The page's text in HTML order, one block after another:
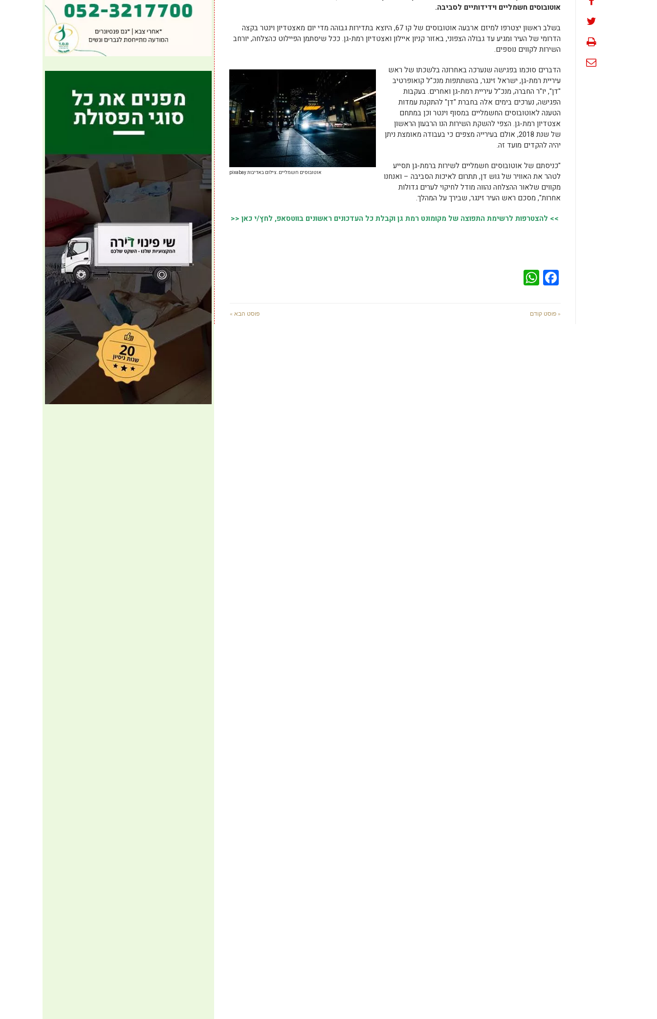
אוטובוסים חשמליים וידידותיים לסביבה.
בשלב ראשון יצטרפו למיזם ארבעה אוטובוסים של קו 67, היוצא בתדירות גבוהה מדי יום מאצטדיון וינטר בקצה
הדרומי של העיר ומגיע עד גבולה הצפוני, באזור קניון איילון ואצטדיון רמת-גן. ככל שיסתמן הפיילוט כהצלחה, יורחב
השירות לקווים נוספים.
אוטובוסים חשמליים. צילום באדיבות pixabay
הדברים סוכמו בפגישה שנערכה באחרונה בלשכתו של ראש
עיריית רמת-גן, ישראל זינגר, בהשתתפות מנכ"ל קואופרטיב
"דן", יו"ר החברה, מנכ"ל עיריית רמת-גן ואחרים. בעקבות
הפגישה, נערכים בימים אלה בחברת "דן" להתקנת עמדות
הטענה לאוטובוסים החשמליים במסוף וינטר וכן במתחם
אצטדיון רמת-גן. הצפי להשקת השירות הנו הרבעון הראשון
של שנת 2018, אולם בעירייה מצפים כי בעבודה מאומצת ניתן
יהיה להקדים מועד זה.
"כניסתם של אוטובוסים חשמליים לשירות ברמת-גן תסייע
לטהר את האוויר של גוש דן, תתרום לאיכות הסביבה – ואנחנו
מקווים שלאור ההצלחה נהווה מודל לחיקוי לערים גדולות
אחרות", מסכם ראש העיר זינגר, שבירך על המהלך.
>> להצטרפות לרשימת התפוצה של מקומונט רמת גן וקבלת כל העדכונים ראשונים בווטסאפ, לחץ/י כאן <<
Facebook
« פוסט קודם פוסט הבא »